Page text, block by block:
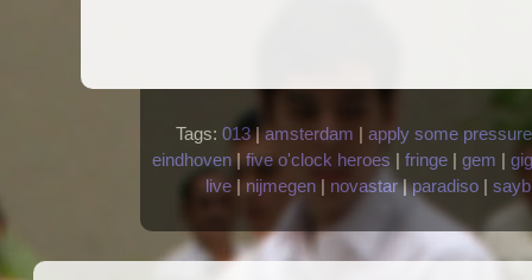
Tags: 013|amsterdam apply some pressure
eindhoven| five o'clock heroes fringe| gem
gig
live| nijmegen| novastar|paradiso|